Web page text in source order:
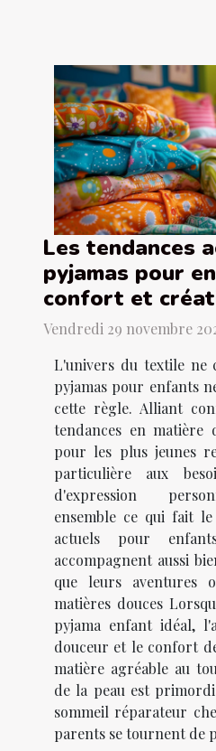
Les tendances
pyjamas pour
confort et
Vendredi 29 novembre
L'univers du textile ne
pyjamas pour enfants
cette règle. Alliant
tendances en matière
pour les plus jeunes
particulière aux
d'expression
ensemble ce qui fait
actuels pour
accompagnent aussi
que leurs aventures
matières douces
pyjama enfant idéal,
douceur et le confort
matière agréable au
de la peau est
sommeil réparateur
parents se tournent de